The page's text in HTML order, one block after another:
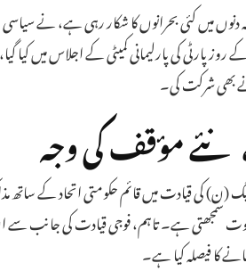
دنوں میں کئی بحرانوں کا شکار رہی ہے، نے
روز پارٹی کی پارلیمانی کمیٹی کے اجلاس میں
بھی شرکت کی۔
مؤقف کی وجہ
کی قیادت میں قائم حکومتی اتحاد کے ساتھ
قوت سمجھتی ہے۔ تاہم، فوجی قیادت کی جانب
کا فیصلہ کیا ہے۔